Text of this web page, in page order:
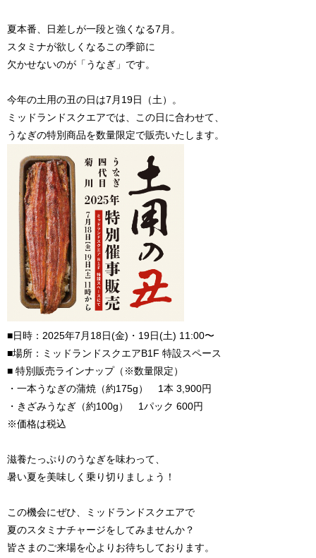
夏本番、日差しが一段と強くなる7月。
スタミナが欲しくなるこの季節に
欠かせないのが「うなぎ」です。
今年の土用の丑の日は7月19日（土）。
ミッドランドスクエアでは、この日に合わせて、
うなぎの特別商品を数量限定で販売いたします。
■日時：2025年7月18日(金)・19日(土) 11:00〜
■場所：ミッドランドスクエアB1F 特設スペース
■ 特別販売ラインナップ（※数量限定）
・一本うなぎの蒲焼（約175g） 1本 3,900円
・きざみうなぎ（約100g） 1パック 600円
※価格は税込
滋養たっぷりのうなぎを味わって、
暑い夏を美味しく乗り切りましょう！
この機会にぜひ、ミッドランドスクエアで
夏のスタミナチャージをしてみませんか？
皆さまのご来場を心よりお待ちしております。